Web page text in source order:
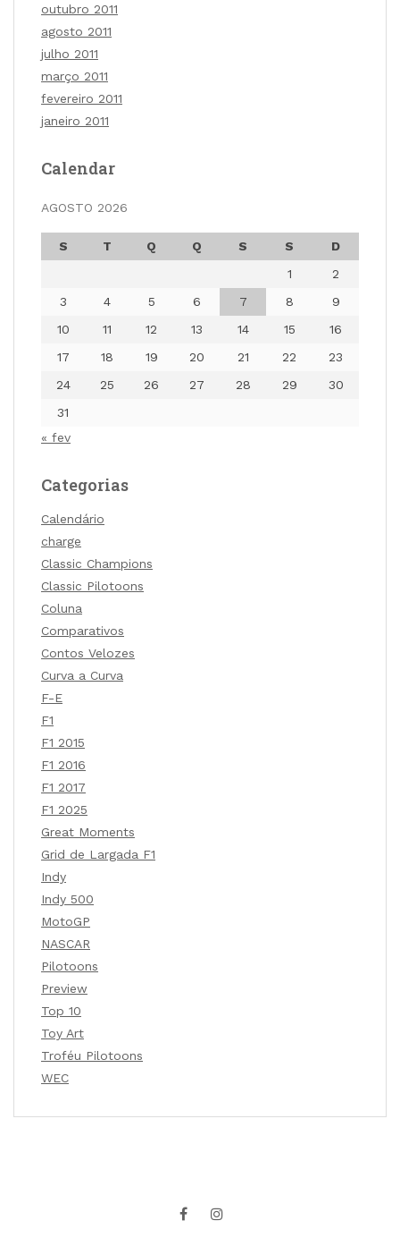
outubro 2011
agosto 2011
julho 2011
março 2011
fevereiro 2011
janeiro 2011
Calendar
AGOSTO 2026
S T Q Q S S
D
1
2
3
4 5 6 7 8
9
10
11 12 13 14 15
16
17
18 19 20 21 22
23
24
25 26 27 28 29
30
31
« fev
Categorias
Calendário
charge
Classic Champions
Classic Pilotoons
Coluna
Comparativos
Contos Velozes
Curva a Curva
F-E
F1
F1 2015
F1 2016
F1 2017
F1 2025
Great Moments
Grid de Largada F1
Indy
Indy 500
MotoGP
NASCAR
Pilotoons
Preview
Top 10
Toy Art
Troféu Pilotoons
WEC